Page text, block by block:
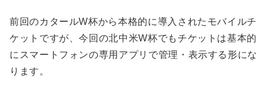
前回のカタールW杯から本格的に導入されたモバイルチ
ケットですが、今回の北中米W杯でもチケットは基本的
にスマートフォンの専用アプリで管理・表示する形にな
ります。